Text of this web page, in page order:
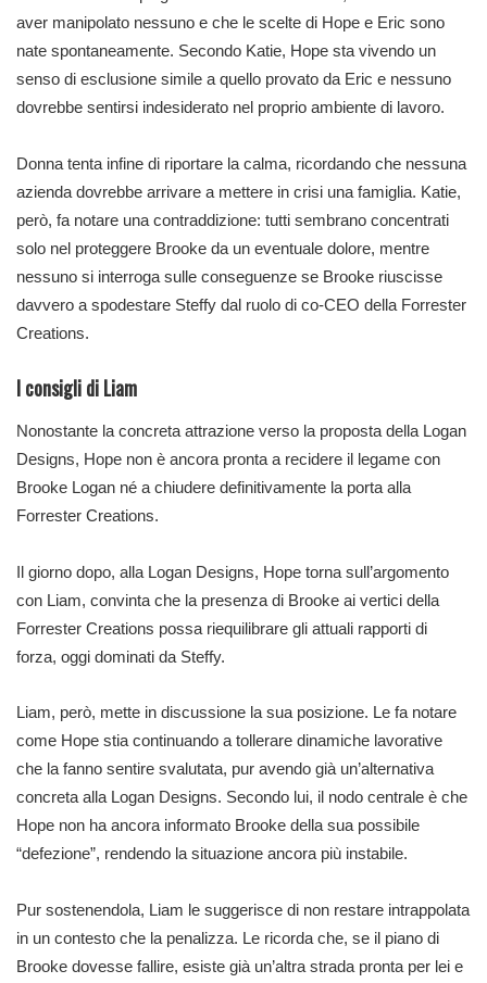
aver manipolato nessuno e che le scelte di Hope e Eric sono
nate spontaneamente. Secondo Katie, Hope sta vivendo un
senso di esclusione simile a quello provato da Eric e nessuno
dovrebbe sentirsi indesiderato nel proprio ambiente di lavoro.
Donna tenta infine di riportare la calma, ricordando che nessuna
azienda dovrebbe arrivare a mettere in crisi una famiglia. Katie,
però, fa notare una contraddizione: tutti sembrano concentrati
solo nel proteggere Brooke da un eventuale dolore, mentre
nessuno si interroga sulle conseguenze se Brooke riuscisse
davvero a spodestare Steffy dal ruolo di co-CEO della Forrester
Creations.
I consigli di Liam
Nonostante la concreta attrazione verso la proposta della Logan
Designs, Hope non è ancora pronta a recidere il legame con
Brooke Logan né a chiudere definitivamente la porta alla
Forrester Creations.
Il giorno dopo, alla Logan Designs, Hope torna sull’argomento
con Liam, convinta che la presenza di Brooke ai vertici della
Forrester Creations possa riequilibrare gli attuali rapporti di
forza, oggi dominati da Steffy.
Liam, però, mette in discussione la sua posizione. Le fa notare
come Hope stia continuando a tollerare dinamiche lavorative
che la fanno sentire svalutata, pur avendo già un’alternativa
concreta alla Logan Designs. Secondo lui, il nodo centrale è che
Hope non ha ancora informato Brooke della sua possibile
“defezione”, rendendo la situazione ancora più instabile.
Pur sostenendola, Liam le suggerisce di non restare intrappolata
in un contesto che la penalizza. Le ricorda che, se il piano di
Brooke dovesse fallire, esiste già un’altra strada pronta per lei e